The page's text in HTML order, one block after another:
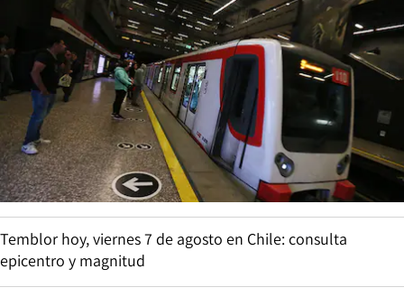
Temblor hoy, viernes 7 de agosto en Chile: consulta
epicentro y magnitud